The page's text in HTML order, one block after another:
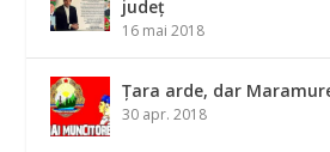
județ
16 mai 2018
Țara arde, dar
30 apr. 2018